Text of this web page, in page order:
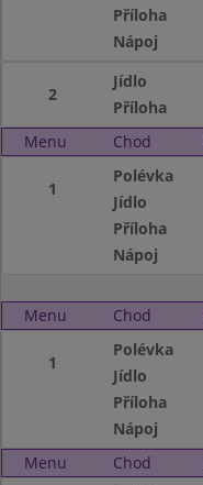
Příloha
Nápoj
2
Jídlo
Příloha
Menu
Chod
1
Polévka
Jídlo
Příloha
Nápoj
Menu Chod
1
Polévka
Jídlo
Příloha
Nápoj
Menu
Chod